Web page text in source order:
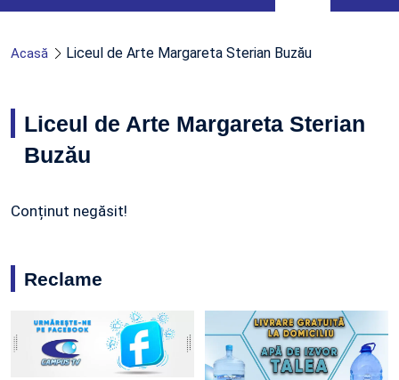
Acasă Liceul de Arte Margareta Sterian Buzău
Liceul de Arte Margareta Sterian
Buzău
Conținut negăsit!
Reclame